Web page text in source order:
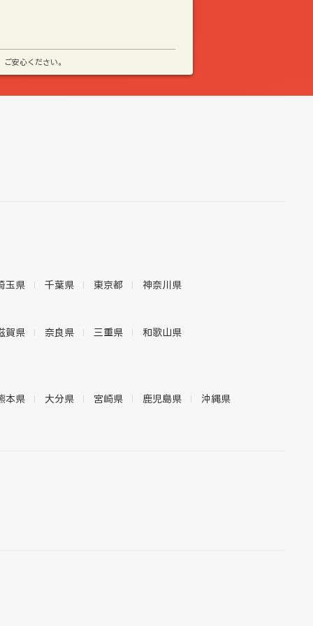
安心ください。
玉県 千葉県 東京都 神奈川県
賀県 奈良県 三重県 和歌山県
本県 大分県 宮崎県 鹿児島県 沖縄県